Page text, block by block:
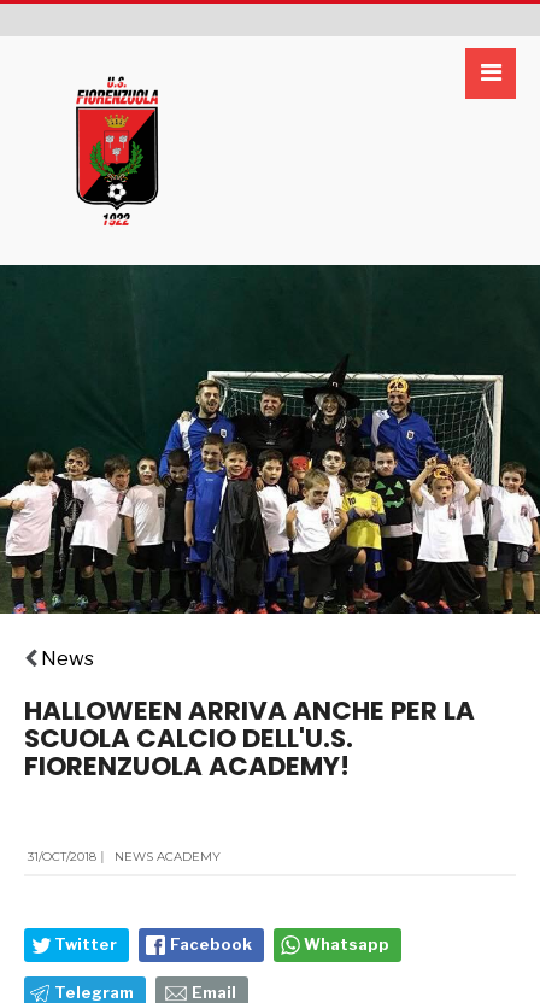
News
HALLOWEEN ARRIVA ANCHE PER LA
SCUOLA CALCIO DELL'U.S.
FIORENZUOLA ACADEMY!
31/OCT/2018 | NEWS ACADEMY
Twitter Facebook Whatsapp
Telegram Email